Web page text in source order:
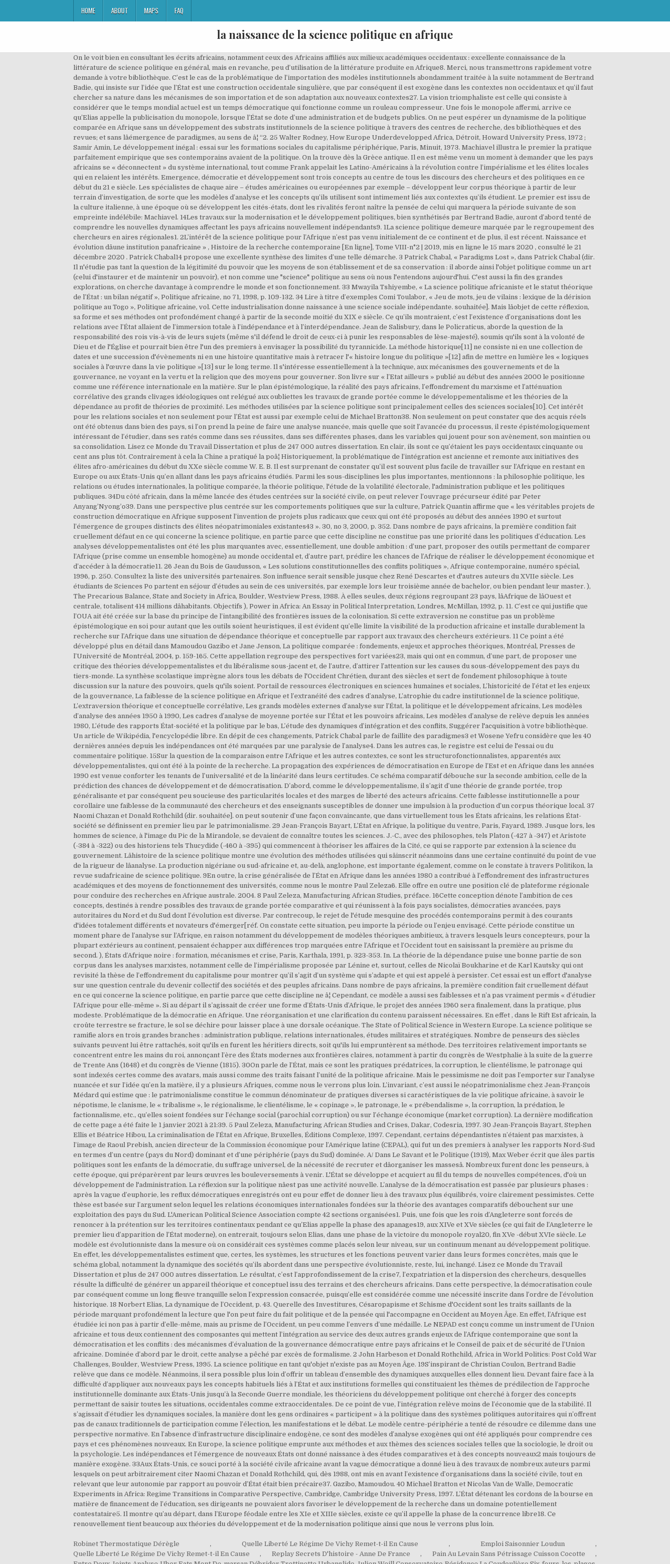
HOME ABOUT MAPS FAQ
la naissance de la science politique en afrique
On le voit bien en consultant les écrits africains, notamment ceux des Africains affiliés aux milieux académiques occidentaux : excellente connaissance de la littérature de science politique en général, mais en revanche, peu d’utilisation de la littérature produite en Afrique8. Merci, nous transmettrons rapidement votre demande à votre bibliothèque. C’est le cas de la problématique de l’importation des modèles institutionnels abondamment traitée à la suite notamment de Bertrand Badie, qui insiste sur l’idée que l’État est une construction occidentale singulière, que par conséquent il est exogène dans les contextes non occidentaux et qu’il faut chercher sa nature dans les mécanismes de son importation et de son adaptation aux nouveaux contextes27. La vision triomphaliste est celle qui consiste à considérer que le temps mondial actuel est un temps démocratique qui fonctionne comme un rouleau compresseur. Une fois le monopole affermi, arrive ce qu’Elias appelle la publicisation du monopole, lorsque l’État se dote d’une administration et de budgets publics. On ne peut espérer un dynamisme de la politique comparée en Afrique sans un développement des substrats institutionnels de la science politique à travers des centres de recherche, des bibliothèques et des revues; et sans lâémergence de paradigmes, au sens de â¦ “2. 25 Walter Rodney, How Europe Underdevelopped Africa, Détroit, Howard University Press, 1972 ; Samir Amin, Le développement inégal : essai sur les formations sociales du capitalisme périphérique, Paris, Minuit, 1973. Machiavel illustra le premier la pratique parfaitement empirique que ses contemporains avaient de la politique. On la trouve dès la Grèce antique. Il en est même venu un moment à demander que les pays africains se « déconnectent » du système international, tout comme Frank appelait les Latino-Américains à la révolution contre l’impérialisme et les élites locales qui en relaient les intérêts. Emergence, démocratie et développement sont trois concepts au centre de tous les discours des chercheurs et des politiques en ce début du 21 e siècle. Les spécialistes de chaque aire – études américaines ou européennes par exemple – développent leur corpus théorique à partir de leur terrain d’investigation, de sorte que les modèles d’analyse et les concepts qu’ils utilisent sont intimement liés aux contextes qu’ils étudient. Le premier est issu de la culture italienne, à une époque où se développent les cités-états, dont les rivalités feront naître la pensée de celui qui marquera la période suivante de son empreinte indélébile: Machiavel. 14Les travaux sur la modernisation et le développement politiques, bien synthétisés par Bertrand Badie, auront d’abord tenté de comprendre les nouvelles dynamiques affectant les pays africains nouvellement indépendants9. 1La science politique demeure marquée par le regroupement des chercheurs en aires régionales1. 2L’intérêt de la science politique pour l’Afrique n’est pas venu initialement de ce continent et de plus, il est récent. Naissance et évolution dâune institution panafricaine » , Histoire de la recherche contemporaine [En ligne], Tome VIII-n°2 | 2019, mis en ligne le 15 mars 2020 , consulté le 21 décembre 2020 . Patrick Chabal14 propose une excellente synthèse des limites d’une telle démarche. 3 Patrick Chabal, « Paradigms Lost », dans Patrick Chabal (dir. Il n'étudie pas tant la question de la légitimité du pouvoir que les moyens de son établissement et de sa conservation : il aborde ainsi l'objet politique comme un art (celui d'instaurer et de maintenir un pouvoir), et non comme une "science" politique au sens où nous l'entendons aujourd'hui. C'est aussi la fin des grandes explorations, on cherche davantage à comprendre le monde et son fonctionnement. 33 Mwayila Tshiyembe, « La science politique africaniste et le statut théorique de l’État : un bilan négatif », Politique africaine, no 71, 1998, p. 109-132. 34 Lire à titre d’exemples Comi Toulabor, « Jeu de mots, jeu de vilains : lexique de la dérision politique au Togo », Politique africaine, vol. Cette industrialisation donne naissance à une science sociale indépendante. souhaitée]. Mais lâobjet de cette réflexion, sa forme et ses méthodes ont profondément changé à partir de la seconde moitié du XIX e siècle. Ce qu’ils montraient, c’est l’existence d’organisations dont les relations avec l’État allaient de l’immersion totale à l’indépendance et à l’interdépendance. Jean de Salisbury, dans le Policraticus, aborde la question de la responsabilité des rois vis-à-vis de leurs sujets (même s'il défend le droit de ceux-ci à punir les responsables de lèse-majesté), soumis qu'ils sont à la volonté de Dieu et de l'Église et pourrait bien être l'un des premiers à envisager la possibilité du tyrannicide. La méthode historique[11] ne consiste ni en une collection de dates et une succession d'évènements ni en une histoire quantitative mais à retracer l'« histoire longue du politique »[12] afin de mettre en lumière les « logiques sociales à l'œuvre dans la vie politique »[13] sur le long terme. Il s'intéresse essentiellement à la technique, aux mécanismes des gouvernements et de la gouvernance, ne voyant en la vertu et la religion que des moyens pour gouverner. Son livre sur « l’Etat ailleurs » publié au début des années 2000 le positionne comme une référence internationale en la matière. Sur le plan épistémologique, la réalité des pays africains, l’effondrement du marxisme et l’atténuation corrélative des grands clivages idéologiques ont relégué aux oubliettes les travaux de grande portée comme le développementalisme et les théories de la dépendance au profit de théories de proximité. Les méthodes utilisées par la science politique sont principalement celles des sciences sociales[10]. Cet intérêt pour les relations sociales et non seulement pour l’État est aussi par exemple celui de Michael Bratton38. Non seulement on peut constater que des acquis réels ont été obtenus dans bien des pays, si l’on prend la peine de faire une analyse nuancée, mais quelle que soit l’avancée du processus, il reste épistémologiquement intéressant de l’étudier, dans ses ratés comme dans ses réussites, dans ses différentes phases, dans les variables qui jouent pour son avènement, son maintien ou sa consolidation. Lisez ce Monde du Travail Dissertation et plus de 247 000 autres dissertation. En clair, ils sont ce qu’étaient les pays occidentaux cinquante ou cent ans plus tôt. Contrairement à cela la Chine a pratiqué la poâ¦ Historiquement, la problématique de l’intégration est ancienne et remonte aux initiatives des élites afro-américaines du début du XXe siècle comme W. E. B. Il est surprenant de constater qu’il est souvent plus facile de travailler sur l’Afrique en restant en Europe ou aux États-Unis qu’en allant dans les pays africains étudiés. Parmi les sous-disciplines les plus importantes, mentionnons : la philosophie politique, les relations ou études internationales, la politique comparée, la théorie politique, l'étude de la volatilité électorale, l'administration publique et les politiques publiques. 34Du côté africain, dans la même lancée des études centrées sur la société civile, on peut relever l’ouvrage précurseur édité par Peter Anyang’Nyong’o39. Dans une perspective plus centrée sur les comportements politiques que sur la culture, Patrick Quantin affirme que « les véritables projets de construction démocratique en Afrique supposent l’invention de projets plus radicaux que ceux qui ont été proposés au début des années 1990 et surtout l’émergence de groupes distincts des élites néopatrimoniales existantes43 ». 30, no 3, 2000, p. 352. Dans nombre de pays africains, la première condition fait cruellement défaut en ce qui concerne la science politique, en partie parce que cette discipline ne constitue pas une priorité dans les politiques d’éducation. Les analyses développementalistes ont été les plus marquantes avec, essentiellement, une double ambition : d’une part, proposer des outils permettant de comparer l’Afrique (prise comme un ensemble homogène) au monde occidental et, d’autre part, prédire les chances de l’Afrique de réaliser le développement économique et d’accéder à la démocratie11. 26 Jean du Bois de Gaudusson, « Les solutions constitutionnelles des conflits politiques », Afrique contemporaine, numéro spécial, 1996, p. 250. Consultez la liste des universités partenaires. Son influence serait sensible jusque chez René Descartes et d'autres auteurs du XVIIe siècle. Les étudiants de Sciences Po partent en séjour d’études au sein de ces universités, par exemple lors leur troisième année de bachelor, ou bien pendant leur master. ), The Precarious Balance, State and Society in Africa, Boulder, Westview Press, 1988. À elles seules, deux régions regroupant 23 pays, lâAfrique de lâOuest et centrale, totalisent 414 millions dâhabitants. Objectifs ), Power in Africa: An Essay in Political Interpretation, Londres, McMillan, 1992, p. 11. C’est ce qui justifie que l’OUA ait été créée sur la base du principe de l’intangibilité des frontières issues de la colonisation. Si cette extraversion ne constitue pas un problème épistémologique en soi pour autant que les outils soient heuristiques, il est évident qu’elle limite la visibilité de la production africaine et installe durablement la recherche sur l’Afrique dans une situation de dépendance théorique et conceptuelle par rapport aux travaux des chercheurs extérieurs. 11 Ce point a été développé plus en détail dans Mamoudou Gazibo et Jane Jenson, La politique comparée : fondements, enjeux et approches théoriques, Montréal, Presses de l’Université de Montréal, 2004, p. 159-165. Cette appellation regroupe des perspectives fort variées23, mais qui ont en commun, d’une part, de proposer une critique des théories développementalistes et du libéralisme sous-jacent et, de l’autre, d’attirer l’attention sur les causes du sous-développement des pays du tiers-monde. La synthè
Robinet Thermostatique Dérègle , Quelle Liberté Le Régime De Vichy Remet-t-il En Cause , Emploi Saisonnier Loudun
,
Quelle Liberté Le Régime De Vichy Remet-t-il En Cause
, Replay Secrets D'histoire - Anne De France , Pain Au Levain Sans Pétrissage Cuisson Cocotte
,